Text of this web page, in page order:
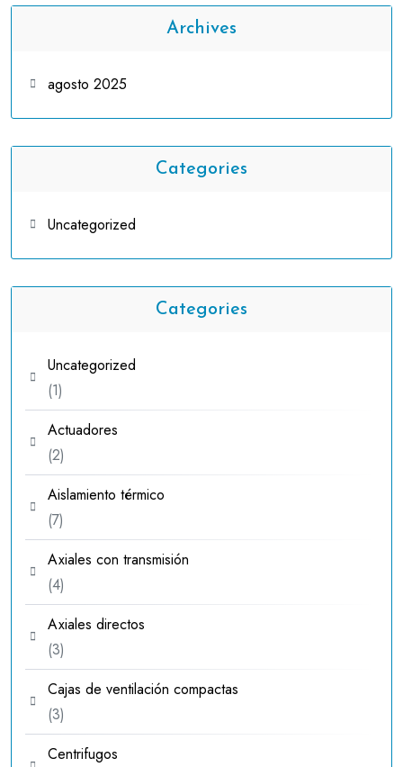
Archives
agosto 2025
Categories
Uncategorized
Categories
Uncategorized
11
producto
Actuadores
22
productos
Aislamiento térmico
77
productos
Axiales con transmisión
44
productos
Axiales directos
33
productos
Cajas de ventilación compactas
33
productos
Centrifugos